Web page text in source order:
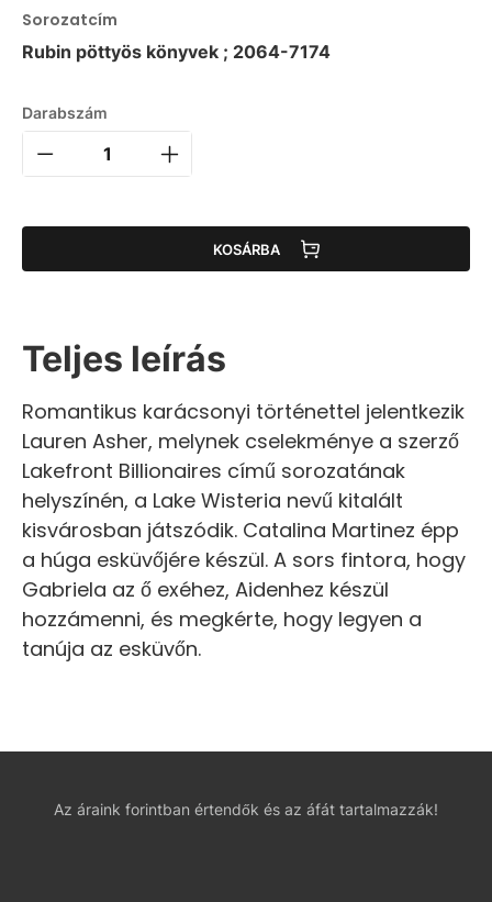
Sorozatcím
Rubin pöttyös könyvek ; 2064-7174
Darabszám
KOSÁRBA
Teljes leírás
Romantikus karácsonyi történettel jelentkezik
Lauren Asher, melynek cselekménye a szerző
Lakefront Billionaires című sorozatának
helyszínén, a Lake Wisteria nevű kitalált
kisvárosban játszódik. Catalina Martinez épp
a húga esküvőjére készül. A sors fintora, hogy
Gabriela az ő exéhez, Aidenhez készül
hozzámenni, és megkérte, hogy legyen a
tanúja az esküvőn.
Az áraink forintban értendők és az áfát tartalmazzák!